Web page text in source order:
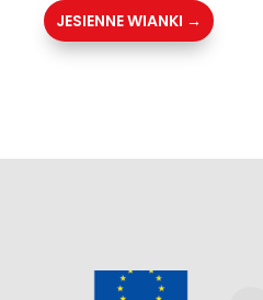
JESIENNE WIANKI →